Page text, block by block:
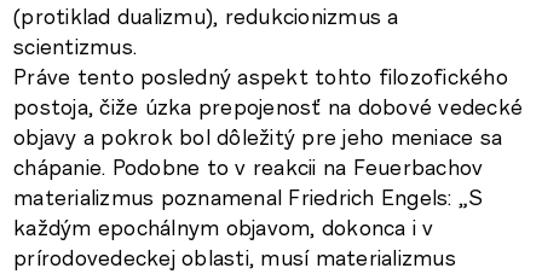
(protiklad dualizmu), redukcionizmus a
scientizmus.
Práve tento posledný aspekt tohto filozofického
postoja, čiže úzka prepojenosť na dobové vedecké
objavy a pokrok bol dôležitý pre jeho meniace sa
chápanie. Podobne to v reakcii na Feuerbachov
materializmus poznamenal Friedrich Engels: „S
každým epochálnym objavom, dokonca i v
prírodovedeckej oblasti, musí materializmus